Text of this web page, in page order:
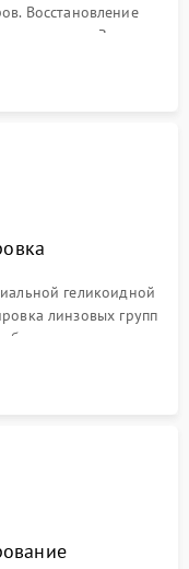
Восстановление
зума. Замена
положения или
геликоидной
линзовых групп
для устранения